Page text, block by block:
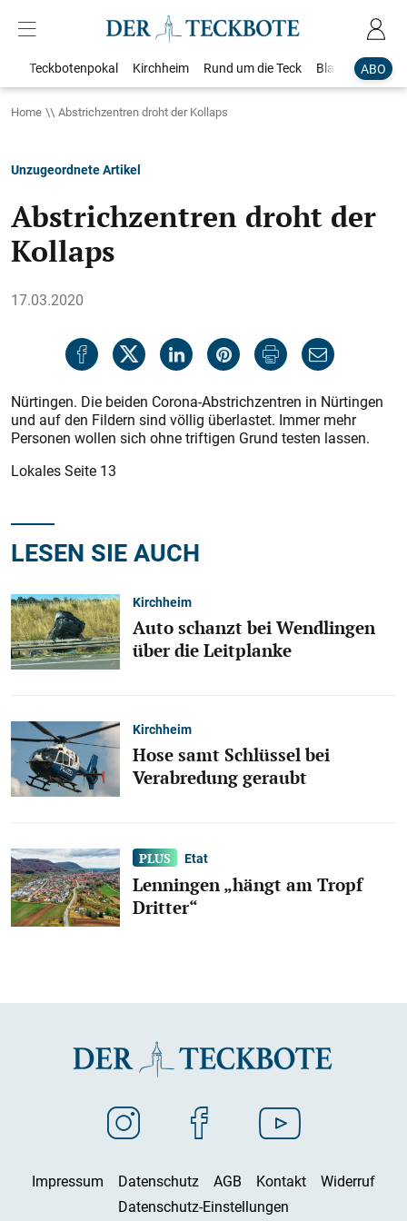
ABO
Teckbotenpokal Kirchheim Rund um die Teck Blaulicht
Home Abstrichzentren droht der Kollaps
Unzugeordnete Artikel
Abstrichzentren droht der
Kollaps
17.03.2020
Nürtingen. Die beiden Corona-Abstrichzentren in Nürtingen
und auf den Fildern sind völlig überlastet. Immer mehr
Personen wollen sich ohne triftigen Grund testen lassen.
Lokales Seite 13
LESEN SIE AUCH
Kirchheim
Auto schanzt bei Wendlingen
über die Leitplanke
Kirchheim
Hose samt Schlüssel bei
Verabredung geraubt
Etat
Lenningen „hängt am Tropf
Dritter“
Impressum Datenschutz AGB Kontakt
Widerruf
Datenschutz-Einstellungen